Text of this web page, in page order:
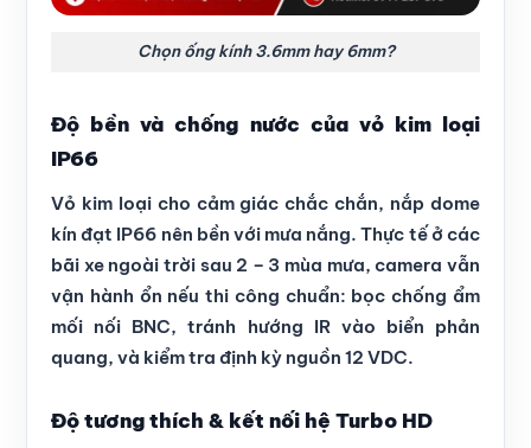
Chọn ống kính 3.6mm hay 6mm?
Độ bền và chống nước của vỏ kim loại
IP66
Vỏ kim loại cho cảm giác chắc chắn, nắp dome
kín đạt IP66 nên bền với mưa nắng. Thực tế ở các
bãi xe ngoài trời sau 2 – 3 mùa mưa, camera vẫn
vận hành ổn nếu thi công chuẩn: bọc chống ẩm
mối nối BNC, tránh hướng IR vào biển phản
quang, và kiểm tra định kỳ nguồn 12 VDC.
Độ tương thích & kết nối hệ Turbo HD